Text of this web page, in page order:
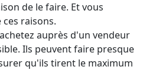
de le faire. Et vous
raisons.
auprès d'un vendeur
Ils peuvent faire presque
qu'ils tirent le maximum